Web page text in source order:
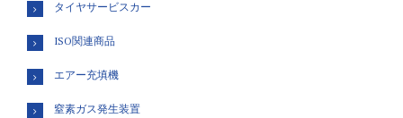
タイヤサービスカー
ISO関連商品
エアー充填機
窒素ガス発生装置